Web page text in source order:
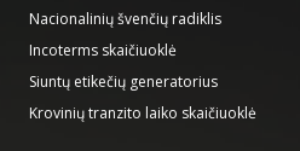
Nacionalinių švenčių radiklis
Incoterms skaičiuoklė
Siuntų etikečių generatorius
Krovinių tranzito laiko skaičiuoklė